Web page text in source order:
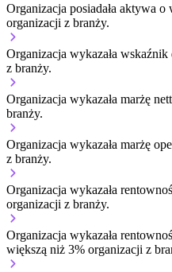
Organizacja posiadała aktywa
organizacji z branży.
Organizacja wykazała
z branży.
Organizacja wykazała marżę
branży.
Organizacja wykazała marżę
z branży.
Organizacja wykazała
organizacji z branży.
Organizacja wykazała
większą niż 3% organizacji z